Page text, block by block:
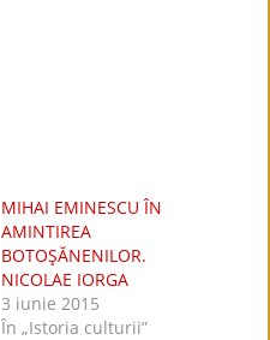
MIHAI EMINESCU ÎN
AMINTIREA
BOTOŞĂNENILOR.
NICOLAE IORGA
3 iunie 2015
În „Istoria culturii”